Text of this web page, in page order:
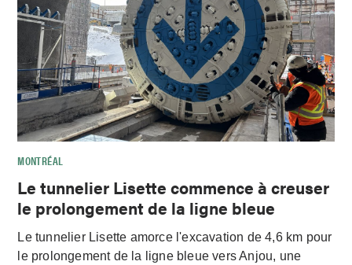
MONTRÉAL
Le tunnelier Lisette commence à creuser
le prolongement de la ligne bleue
Le tunnelier Lisette amorce l'excavation de 4,6 km pour
le prolongement de la ligne bleue vers Anjou, une